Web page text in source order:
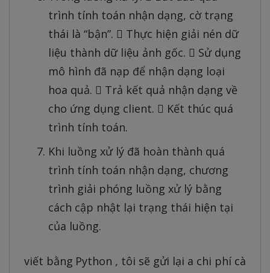
trình tính toán nhận dạng, cờ trạng
thái là “bận”.  Thực hiện giải nén dữ
liệu thành dữ liệu ảnh gốc.  Sử dụng
mô hình đã nạp để nhận dạng loại
hoa quả.  Trả kết quả nhận dạng về
cho ứng dụng client.  Kết thúc quá
trình tính toán.
Khi luồng xử lý đã hoàn thành quá
trình tính toán nhận dạng, chương
trình giải phóng luồng xử lý bằng
cách cập nhật lại trạng thái hiện tại
của luồng.
viết bằng Python , tôi sẽ gửi lại a chi phí cà